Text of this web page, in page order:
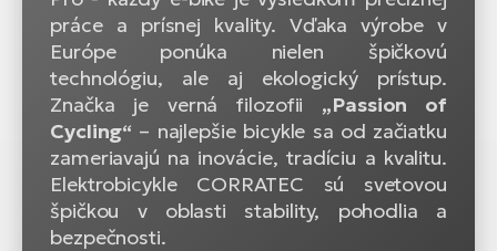
práce a prísnej kvality. Vďaka výrobe v
Európe ponúka nielen špičkovú
technológiu, ale aj ekologický prístup.
Značka je verná filozofii „Passion of
Cycling“ – najlepšie bicykle sa od začiatku
zameriavajú na inovácie, tradíciu a kvalitu.
Elektrobicykle CORRATEC sú svetovou
špičkou v oblasti stability, pohodlia a
bezpečnosti.